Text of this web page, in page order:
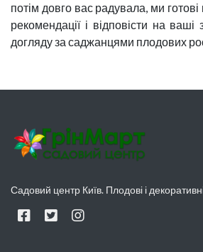
потім довго вас радувала, ми готові
рекомендації і відповісти на
догляду за саджанцями плодових
Садовий центр Київ. Плодові і